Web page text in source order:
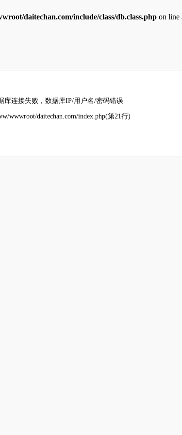
daitechan.com/include/class/db.class.php on line
库连接失败，数据库IP/用户名/密码错误
wwwroot/daitechan.com/index.php(第21行)